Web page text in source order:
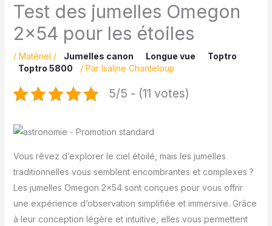
Test des jumelles Omegon
2×54 pour les étoiles
/ Matériel / Jumelles canon Longue vue
Toptro
Toptro 5800
/ Par Isaline Chanteloup
5/5 - (11 votes)
Vous rêvez d’explorer le ciel étoilé, mais les jumelles
traditionnelles vous semblent encombrantes et complexes ?
Les jumelles Omegon 2×54 sont conçues pour vous offrir
une expérience d’observation simplifiée et immersive. Grâce
à leur conception légère et intuitive, elles vous permettent